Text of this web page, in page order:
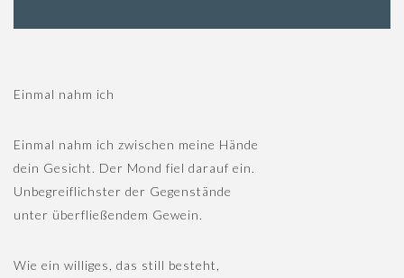
Einmal nahm ich
Einmal nahm ich zwischen meine Hände
dein Gesicht. Der Mond fiel darauf ein.
Unbegreiflichster der Gegenstände
unter überfließendem Gewein.
Wie ein williges, das still besteht,